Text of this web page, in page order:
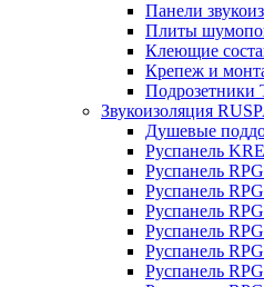
Панели
Плиты
Клеющие
Крепеж и
Подрозетники
Звукоизоляция
Душевые
Руспанель
Руспанель
Руспанель
Руспанель
Руспанель
Руспанель
Руспанель